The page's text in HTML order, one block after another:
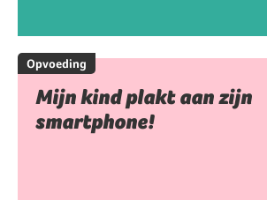
Opvoeding
Mijn kind plakt aan zijn
smartphone!